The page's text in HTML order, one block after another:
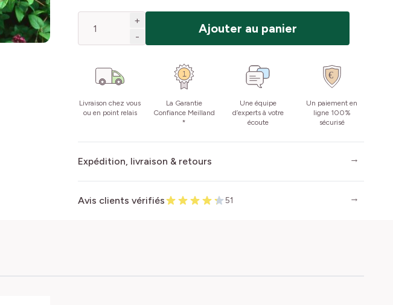
+
-
Ajouter au panier
Livraison chez vous
ou en point relais
La Garantie
Confiance Meilland
*
Une équipe
d’experts à votre
écoute
Un paiement en
ligne 100%
sécurisé
Expédition, livraison & retours
Avis clients vérifiés 51